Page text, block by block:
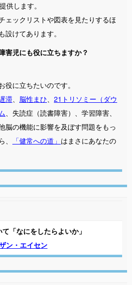
供します。
ェックリストや図表を見たりするほ
けてあります。
害児にも役に立ちますか？
に立ちたいのです。
滞、 脳性まひ、 21トリソミー（ダウ
、失読症（読書障害）、学習障害、
脳の機能に影響を及ぼす問題をもっ
「健常への道」 はまさにあなたの
「なにをしたらよいか」
ン・エイセン